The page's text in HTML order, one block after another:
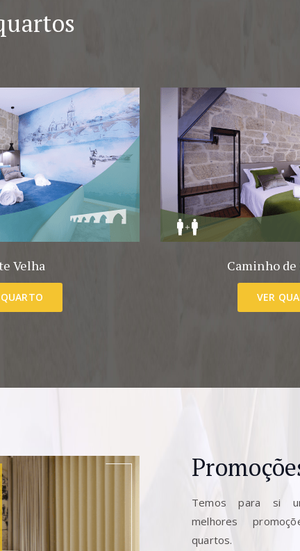
Velha Caminho
VER
Temos para si
melhores
quartos.